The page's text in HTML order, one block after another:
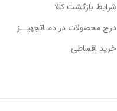
شرایط بازگشت کالا
درج محصولات در دمـاتجهیــز
خرید اقساطی